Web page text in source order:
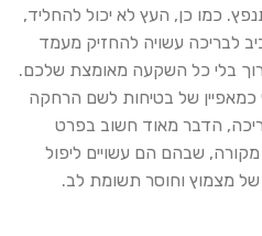
כמו כן, העץ לא יכול להחליד,
לבריכה עשויה להחזיק מעמד
בלי כל השקעה מאומצת שלכם.
של בטיחות לשם הרחקה
הדבר מאוד חשוב בפרט
שבהם הם עשויים ליפול
מצמוץ וחוסר תשומת לב.